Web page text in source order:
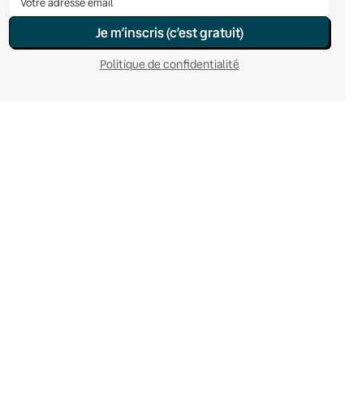
Je m’inscris (c’est gratuit)
Politique de confidentialité